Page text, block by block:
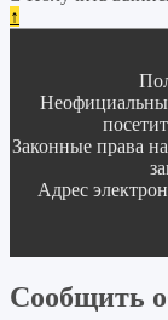
↑
Законные права
Адрес
Сообщить